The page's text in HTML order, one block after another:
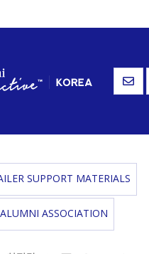
SUPPORT MATERIALS
ASSOCIATION